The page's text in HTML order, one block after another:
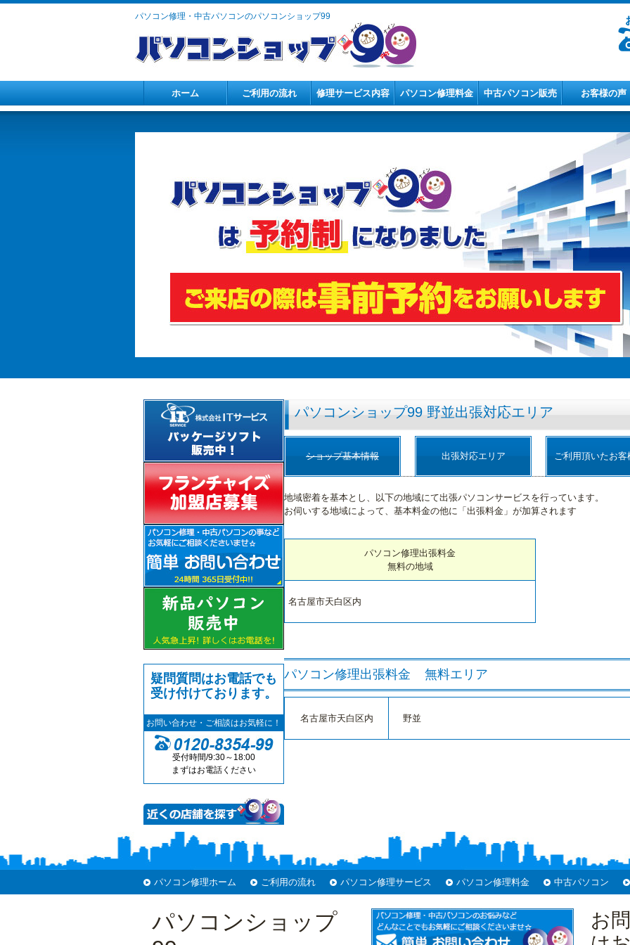
パソコン修理・中古パソコンのパソコンショップ99
ホーム ご利用の流れ 修理サービス内容 パソコン修理料金 中古パソコン販売 お客様の声
パソコンショップ99 野並出張対応エリア
ショップ基本情報 出張対応エリア ご利用頂いたお客
地域密着を基本とし、以下の地域にて出張パソコンサービスを行っています。
お伺いする地域によって、基本料金の他に「出張料金」が加算されます
パソコン修理出張料金
無料の地域
名古屋市天白区内
パソコン修理出張料金 無料エリア
名古屋市天白区内 野並
疑問質問はお電話でも
受け付けております。
お問い合わせ・ご相談はお気軽に！
受付時間/9:30～18:00
まずはお電話ください
パソコン修理ホーム ご利用の流れ パソコン修理サービス パソコン修理料金 中古パソコン
パソコンショップ
お